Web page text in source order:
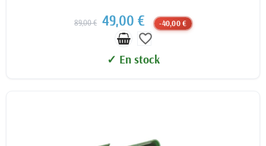
89,00 € 49,00 € -40,00 €
favorite_border
✓ En stock